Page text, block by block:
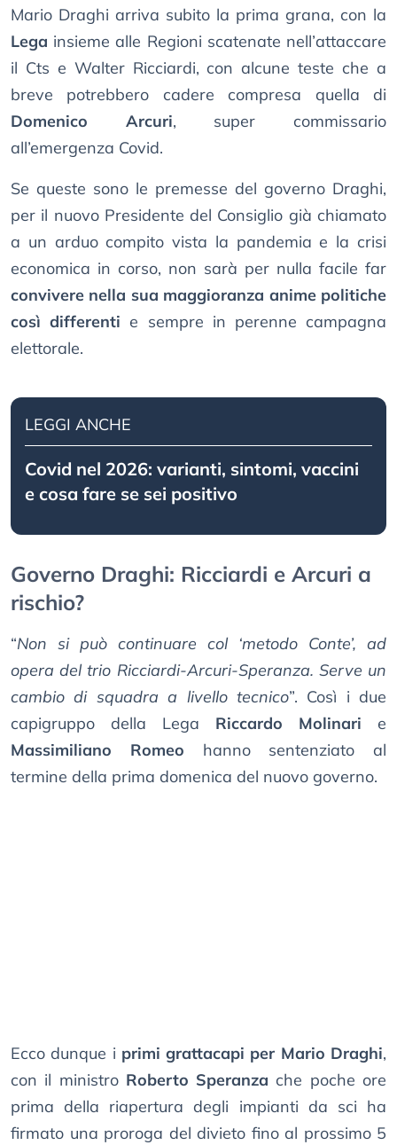
Mario Draghi arriva subito la prima grana, con la
Lega insieme alle Regioni scatenate nell’attaccare
il Cts e Walter Ricciardi, con alcune teste che a
breve potrebbero cadere compresa quella di
Domenico Arcuri, super commissario
all’emergenza Covid.
Se queste sono le premesse del governo Draghi,
per il nuovo Presidente del Consiglio già chiamato
a un arduo compito vista la pandemia e la crisi
economica in corso, non sarà per nulla facile far
convivere nella sua maggioranza anime politiche
così differentie sempre in perenne campagna
elettorale.
LEGGI ANCHE
Covid nel 2026: varianti, sintomi, vaccini
e cosa fare se sei positivo
Governo Draghi: Ricciardi e Arcuri a
rischio?
“Non si può continuare col ‘metodo Conte’, ad
opera del trio Ricciardi-Arcuri-Speranza. Serve un
cambio di squadra a livello tecnico”. Così i due
capigruppo della Lega Riccardo Molinari e
Massimiliano Romeo hanno sentenziato al
termine della prima domenica del nuovo governo.
Ecco dunque i primi grattacapi per Mario Draghi,
con il ministro Roberto Speranza che poche ore
prima della riapertura degli impianti da sci ha
firmato una proroga del divieto fino al prossimo 5